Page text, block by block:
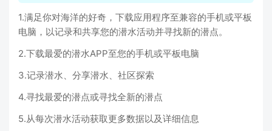
1.满足你对海洋的好奇，下载应用程序至兼容的手机或平板
电脑，以记录和共享您的潜水活动并寻找新的潜点。
2.下载最爱的潜水APP至您的手机或平板电脑
3.记录潜水、分享潜水、社区探索
4.寻找最爱的潜点或寻找全新的潜点
5.从每次潜水活动获取更多数据以及详细信息